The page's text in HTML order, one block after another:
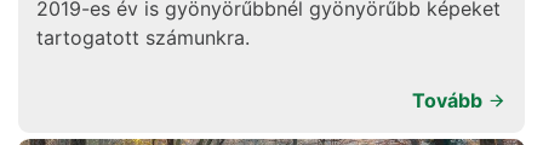
2019-es év is gyönyörűbbnél gyönyörűbb képeket
tartogatott számunkra.
Tovább